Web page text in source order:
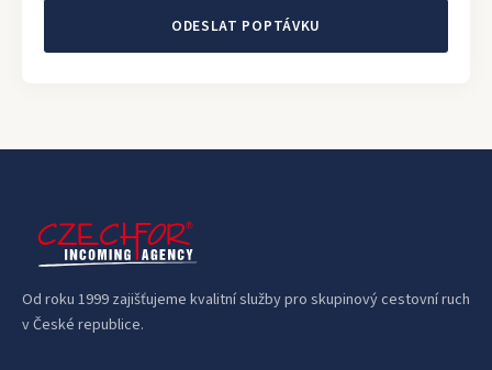
ODESLAT POPTÁVKU
Od roku 1999 zajišťujeme kvalitní služby pro skupinový cestovní ruch
v České republice.